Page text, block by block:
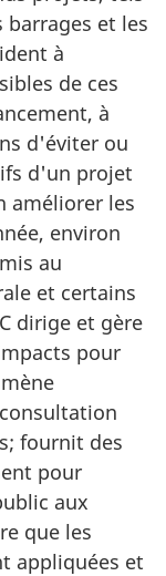
barrages et les
à
de ces
à
d'éviter ou
d'un projet
améliorer les
environ
au
et certains
dirige et gère
pour
fournit des
pour
aux
que les
appliquées et